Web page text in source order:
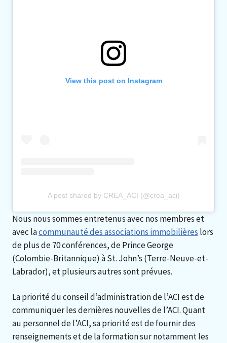
View this post on Instagram
A post shared by CREA_ACI (@crea_aci)
Nous nous sommes entretenus avec nos membres et
avec lacommunauté des associations immobilières lors
de plus de 70 conférences, de Prince George
(Colombie-Britannique) à St. John’s (Terre-Neuve-et-
Labrador), et plusieurs autres sont prévues.
La priorité du conseil d’administration de l’ACI est de
communiquer les dernières nouvelles de l’ACI. Quant
au personnel de l’ACI, sa priorité est de fournir des
renseignements et de la formation sur notamment les